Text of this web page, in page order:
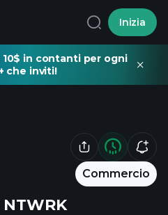
Inizia
10$ in contanti per ogni
che inviti!
Commercio
NTWRK